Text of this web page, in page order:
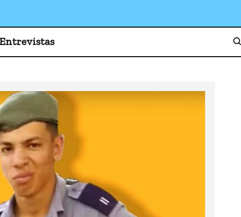
Entrevistas